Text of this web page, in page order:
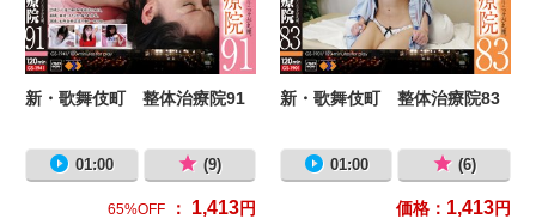
新・歌舞伎町 整体治療院91
01:00 (9)
65%OFF ： 1,413円
新・歌舞伎町 整体治療院83
01:00 (6)
価格： 1,413円